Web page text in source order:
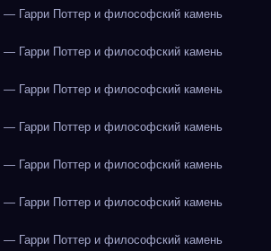
Гарри Поттер и философский камень
Гарри Поттер и философский камень
Гарри Поттер и философский камень
Гарри Поттер и философский камень
Гарри Поттер и философский камень
Гарри Поттер и философский камень
Гарри Поттер и философский камень